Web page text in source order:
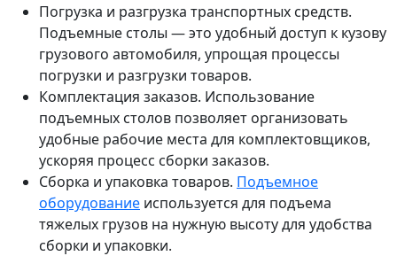
Погрузка и разгрузка транспортных средств.
Подъемные столы — это удобный доступ к кузову
грузового автомобиля, упрощая процессы
погрузки и разгрузки товаров.
Комплектация заказов. Использование
подъемных столов позволяет организовать
удобные рабочие места для комплектовщиков,
ускоряя процесс сборки заказов.
Сборка и упаковка товаров. Подъемное
оборудование используется для подъема
тяжелых грузов на нужную высоту для удобства
сборки и упаковки.